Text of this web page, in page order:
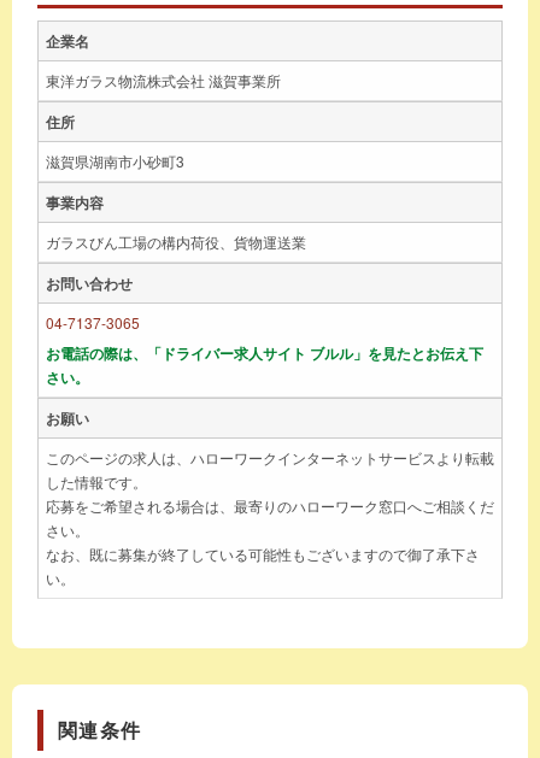
企業名
東洋ガラス物流株式会社 滋賀事業所
住所
滋賀県湖南市小砂町3
事業内容
ガラスびん工場の構内荷役、貨物運送業
お問い合わせ
04-7137-3065
お電話の際は、「ドライバー求人サイト ブルル」を見たとお伝え下
さい。
お願い
このページの求人は、ハローワークインターネットサービスより転載
した情報です。
応募をご希望される場合は、最寄りのハローワーク窓口へご相談くだ
さい。
なお、既に募集が終了している可能性もございますので御了承下さ
い。
関連条件